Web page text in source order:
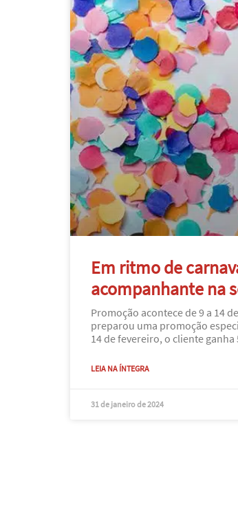
Em ritmo de
acompanhante na
Promoção acontece de 9 a 14
preparou uma promoção
14 de fevereiro, o cliente
LEIA NA ÍNTEGRA
31 de janeiro de 2024